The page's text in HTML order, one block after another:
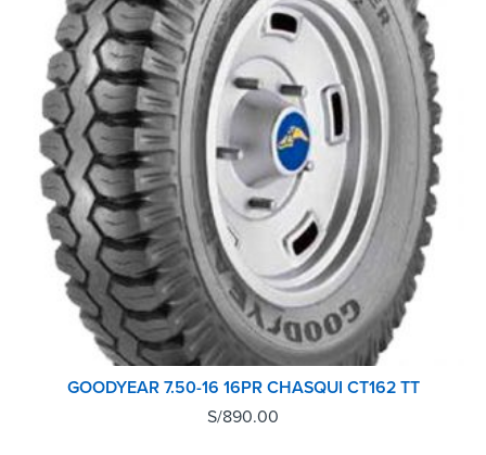
GOODYEAR 7.50-16 16PR CHASQUI CT162 TT
S/890.00